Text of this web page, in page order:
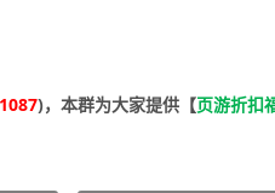
)，本群为大家提供【页游折扣